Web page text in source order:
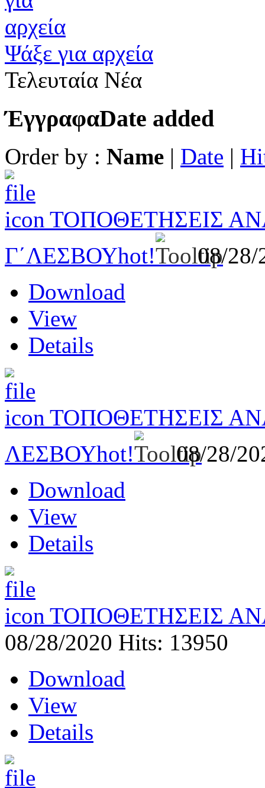
Ψάξε για αρχεία
Τελευταία Νέα
ΈγγραφαDate added
Order by : Name | Date |
ΤΟΠΟΘΕΤΗΣΕΙΣ
Γ΄ΛΕΣΒΟΥhot!
08/
Download
View
Details
ΤΟΠΟΘΕΤΗΣΕΙΣ
ΛΕΣΒΟΥhot!
08/28/
Download
View
Details
ΤΟΠΟΘΕΤΗΣΕΙΣ
08/28/2020 Hits: 13950
Download
View
Details